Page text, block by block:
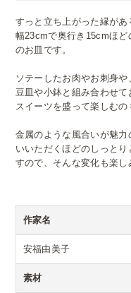
すっと立ち上がった縁があ
幅23cmで奥行き15cmほど
のお皿です。
ソテーしたお肉やお刺身や
豆皿や小鉢と組み合わせ
スイーツを盛って楽しむの
金属のような風合いが魅
いいただくほどのしっと
すので、そんな変化も楽し
作家名
安福由美子
素材